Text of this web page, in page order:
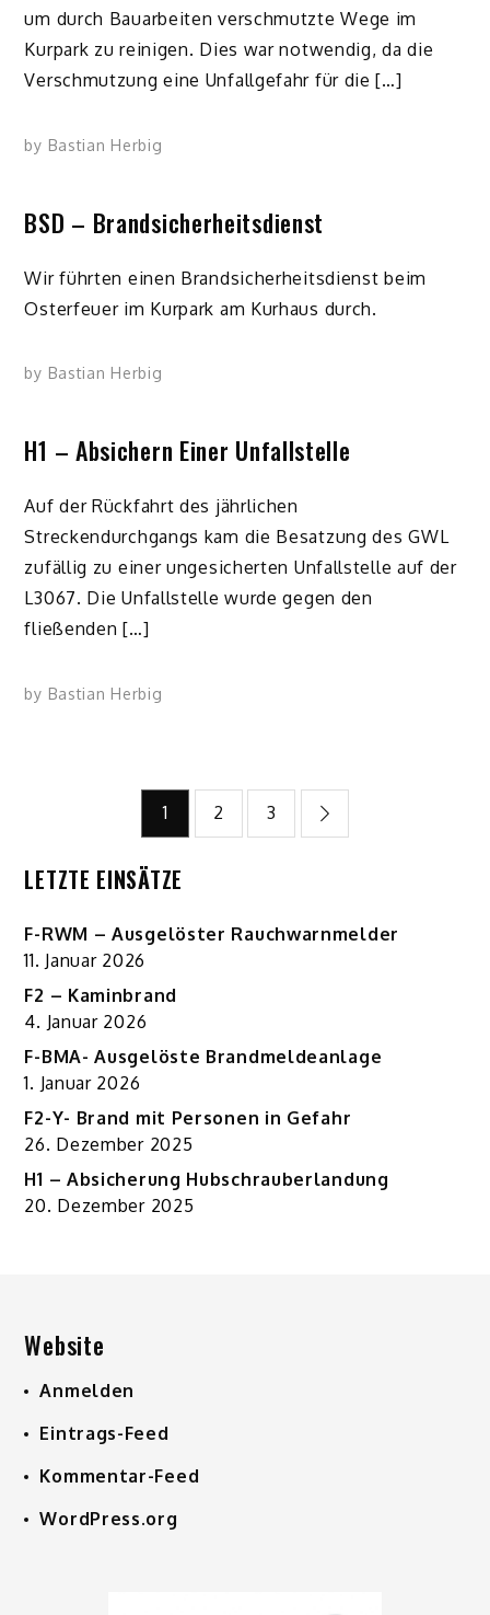
um durch Bauarbeiten verschmutzte Wege im
Kurpark zu reinigen. Dies war notwendig, da die
Verschmutzung eine Unfallgefahr für die […]
by Bastian Herbig
BSD – Brandsicherheitsdienst
Wir führten einen Brandsicherheitsdienst beim
Osterfeuer im Kurpark am Kurhaus durch.
by Bastian Herbig
H1 – Absichern Einer Unfallstelle
Auf der Rückfahrt des jährlichen
Streckendurchgangs kam die Besatzung des GWL
zufällig zu einer ungesicherten Unfallstelle auf der
L3067. Die Unfallstelle wurde gegen den
fließenden […]
by Bastian Herbig
Beitragsnavigation
1 2 3
LETZTE EINSÄTZE
F-RWM – Ausgelöster Rauchwarnmelder
11. Januar 2026
F2 – Kaminbrand
4. Januar 2026
F-BMA- Ausgelöste Brandmeldeanlage
1. Januar 2026
F2-Y- Brand mit Personen in Gefahr
26. Dezember 2025
H1 – Absicherung Hubschrauberlandung
20. Dezember 2025
Website
Anmelden
Eintrags-Feed
Kommentar-Feed
WordPress.org